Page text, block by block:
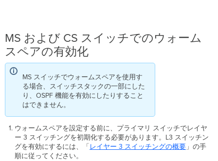
ラ
ウ
ド
管
型
Catalyst
ス
イ
ッ
チ
で
の
VRRP
MS および CS スイッチでのウォーム
スペアの有効化
MS スイッチでウォームスペアを使用す
る場合、スイッチスタックの一部にした
り、OSPF 機能を有効にしたりすること
はできません。
ウォームスペアを設定する前に、プライマリ スイッチでレイヤ
ー 3 スイッチングを初期化する必要があります。L3 スイッチン
グを有効にするには、「 レイヤー 3 スイッチングの概要」の手
順に従ってください。